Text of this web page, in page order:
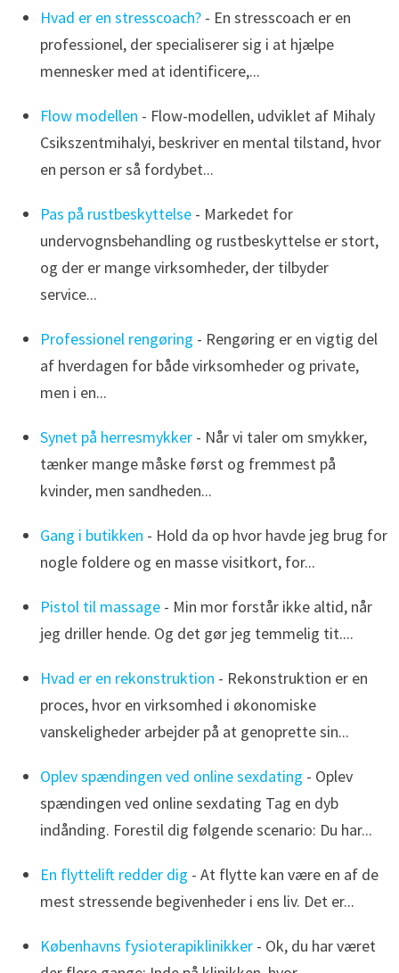
Hvad er en stresscoach?- En stresscoach er en
professionel, der specialiserer sig i at hjælpe
mennesker med at identificere,...
Flow modellen - Flow-modellen, udviklet af Mihaly
Csikszentmihalyi, beskriver en mental tilstand, hvor
en person er så fordybet...
Pas på rustbeskyttelse- Markedet for
undervognsbehandling og rustbeskyttelse er stort,
og der er mange virksomheder, der tilbyder
service...
Professionel rengøring - Rengøring er en vigtig del
af hverdagen for både virksomheder og private,
men i en...
Synet på herresmykker- Når vi taler om smykker,
tænker mange måske først og fremmest på
kvinder, men sandheden...
Gang i butikken - Hold da op hvor havde jeg brug for
nogle foldere og en masse visitkort, for...
Pistol til massage- Min mor forstår ikke altid, når
jeg driller hende. Og det gør jeg temmelig tit....
Hvad er en rekonstruktion - Rekonstruktion er en
proces, hvor en virksomhed i økonomiske
vanskeligheder arbejder på at genoprette sin...
Oplev spændingen ved online sexdating - Oplev
spændingen ved online sexdating Tag en dyb
indånding. Forestil dig følgende scenario: Du har...
En flyttelift redder dig - At flytte kan være en af de
mest stressende begivenheder i ens liv. Det er...
Københavns fysioterapiklinikker- Ok, du har været